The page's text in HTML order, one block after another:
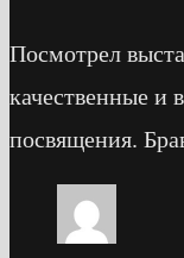
Посмотрел
качественные и
посвящения.